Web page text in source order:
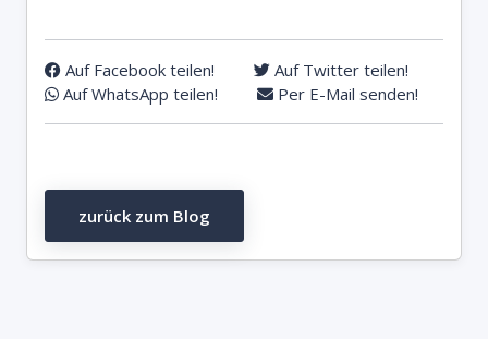
Auf Facebook teilen!
Auf Twitter teilen!
Auf WhatsApp teilen!
Per E-Mail senden!
zurück zum Blog